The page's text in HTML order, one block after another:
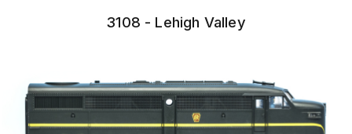
3108 - Lehigh Valley